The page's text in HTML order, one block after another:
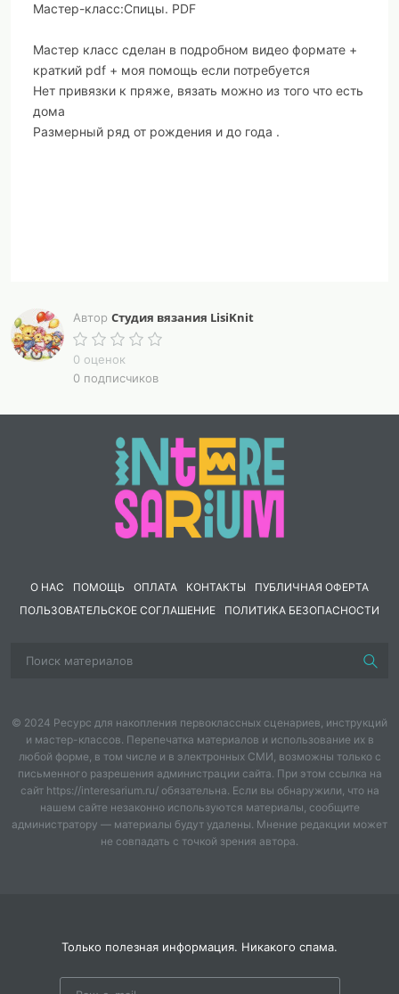
Мастер-класс:Спицы. PDF
Мастер класс сделан в подробном видео формате +
краткий pdf + моя помощь если потребуется
Нет привязки к пряже, вязать можно из того что есть
дома
Размерный ряд от рождения и до года .
Автор Студия вязания LisiKnit
0 оценок
0 подписчиков
О НАС ПОМОЩЬ ОПЛАТА КОНТАКТЫ
ПУБЛИЧНАЯ ОФЕРТА
ПОЛЬЗОВАТЕЛЬСКОЕ СОГЛАШЕНИЕ
ПОЛИТИКА БЕЗОПАСНОСТИ
© 2024 Ресурс для накопления первоклассных сценариев, инструкций
и мастер-классов. Перепечатка материалов и использование их в
любой форме, в том числе и в электронных СМИ, возможны только с
письменного разрешения администрации сайта. При этом ссылка на
сайт https://interesarium.ru/ обязательна. Если вы обнаружили, что на
нашем сайте незаконно используются материалы, сообщите
администратору — материалы будут удалены. Мнение редакции может
не совпадать с точкой зрения автора.
Только полезная информация. Никакого спама.